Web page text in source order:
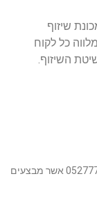
שיזוף
כל לקוח
השיזוף.
הפורטל שאתה גולש בו ברגע זה . לפרסום חייג 0527777817 אשר מבצעים